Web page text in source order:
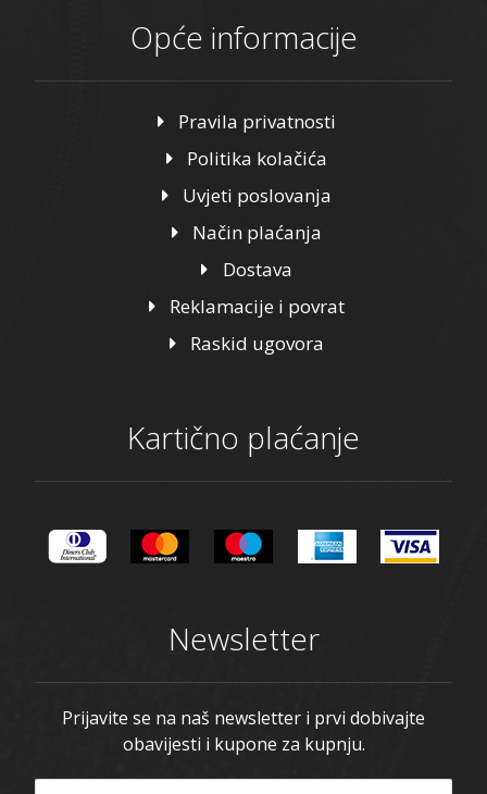
Opće informacije
Pravila privatnosti
Politika kolačića
Uvjeti poslovanja
Način plaćanja
Dostava
Reklamacije i povrat
Raskid ugovora
Kartično plaćanje
Newsletter
Prijavite se na naš newsletter i prvi dobivajte
obavijesti i kupone za kupnju.